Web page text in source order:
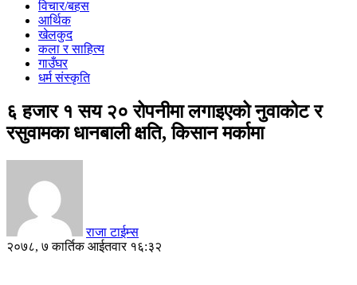
विचार/बहस
आर्थिक
खेलकुद
कला र साहित्य
गाउँघर
धर्म संस्कृति
६ हजार १ सय २० रोपनीमा लगाइएको नुवाकोट र
रसुवामका धानबाली क्षति, किसान मर्कामा
राजा टाईम्स
२०७८, ७ कार्तिक आईतवार १६:३२